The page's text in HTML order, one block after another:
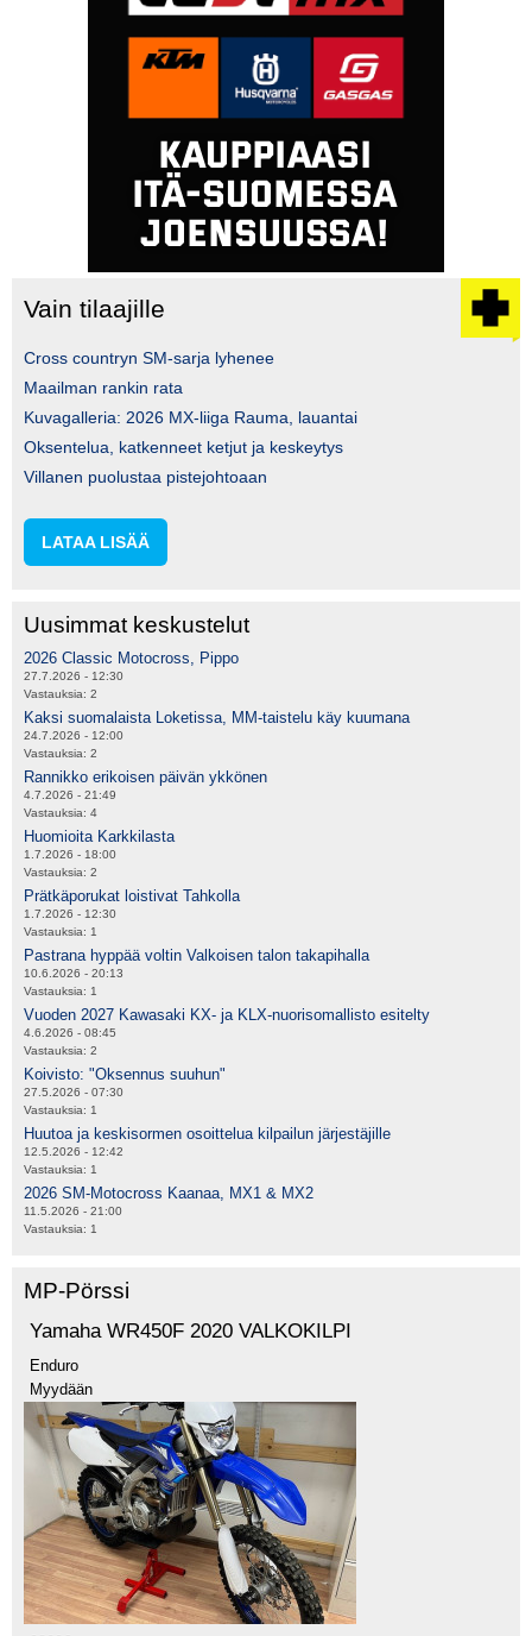
Vain tilaajille
Cross countryn SM-sarja lyhenee
Maailman rankin rata
Kuvagalleria: 2026 MX-liiga Rauma, lauantai
Oksentelua, katkenneet ketjut ja keskeytys
Villanen puolustaa pistejohtoaan
LATAA LISÄÄ
Uusimmat keskustelut
2026 Classic Motocross, Pippo
27.7.2026 - 12:30
Vastauksia: 2
Kaksi suomalaista Loketissa, MM-taistelu käy kuumana
24.7.2026 - 12:00
Vastauksia: 2
Rannikko erikoisen päivän ykkönen
4.7.2026 - 21:49
Vastauksia: 4
Huomioita Karkkilasta
1.7.2026 - 18:00
Vastauksia: 2
Prätkäporukat loistivat Tahkolla
1.7.2026 - 12:30
Vastauksia: 1
Pastrana hyppää voltin Valkoisen talon takapihalla
10.6.2026 - 20:13
Vastauksia: 1
Vuoden 2027 Kawasaki KX- ja KLX-nuorisomallisto esitelty
4.6.2026 - 08:45
Vastauksia: 2
Koivisto: "Oksennus suuhun"
27.5.2026 - 07:30
Vastauksia: 1
Huutoa ja keskisormen osoittelua kilpailun järjestäjille
12.5.2026 - 12:42
Vastauksia: 1
2026 SM-Motocross Kaanaa, MX1 & MX2
11.5.2026 - 21:00
Vastauksia: 1
MP-Pörssi
Yamaha WR450F 2020 VALKOKILPI
Enduro
Myydään